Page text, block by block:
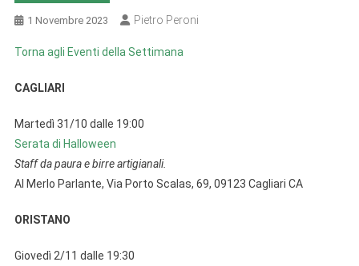
1 Novembre 2023 Pietro Peroni
Torna agli Eventi della Settimana
CAGLIARI
Martedì 31/10 dalle 19:00
Serata di Halloween
Staff da paura e birre artigianali.
Al Merlo Parlante, Via Porto Scalas, 69, 09123 Cagliari CA
ORISTANO
Giovedì 2/11 dalle 19:30